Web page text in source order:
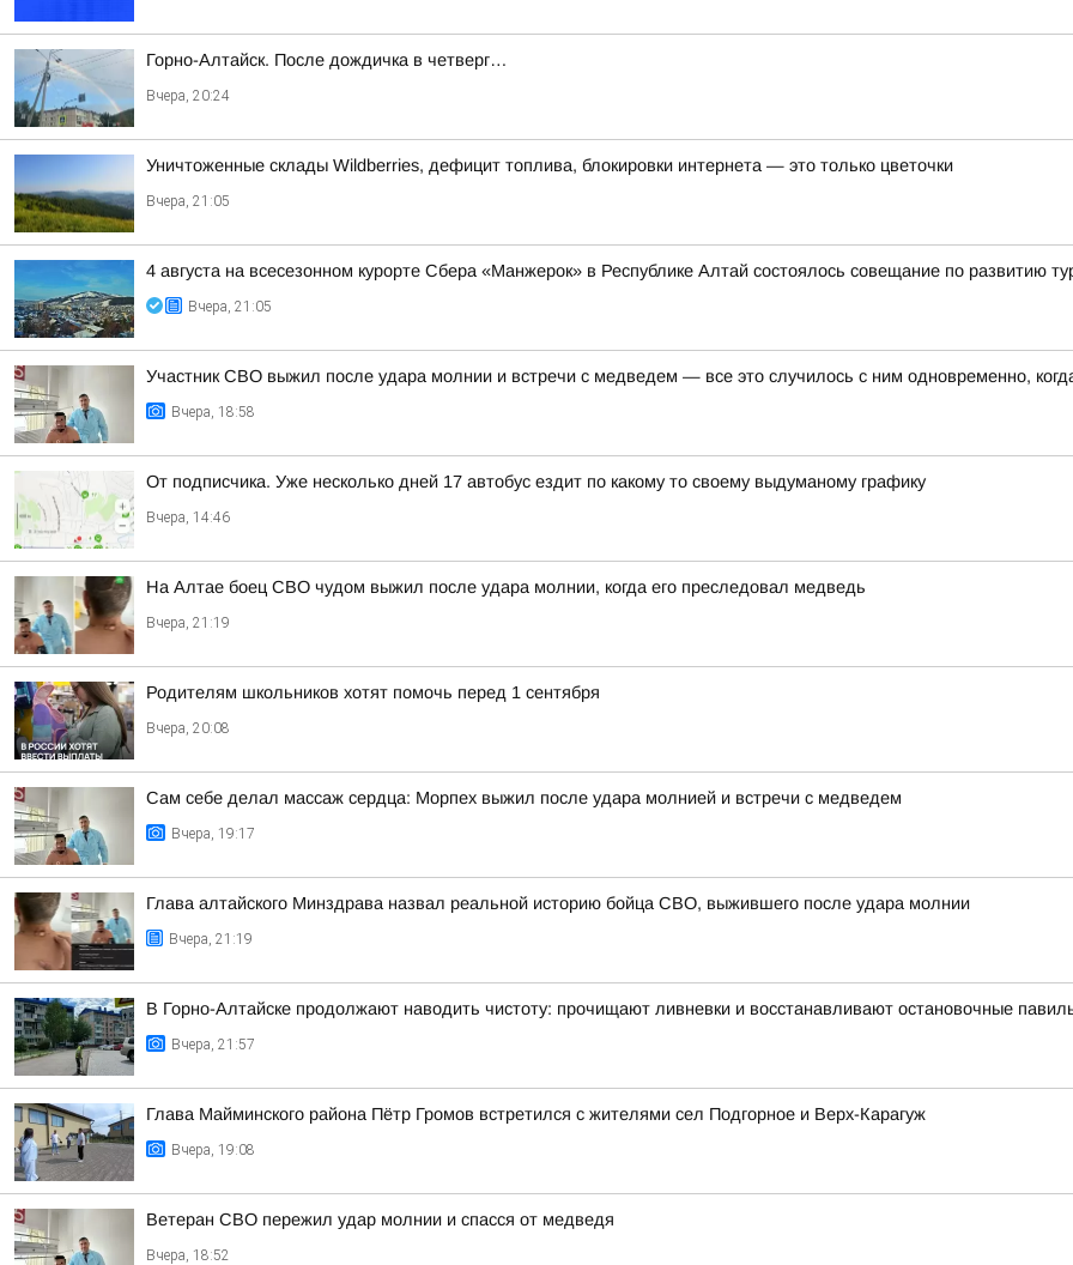
Горно-Алтайск. После дождичка в четверг…
Вчера, 20:24
Уничтоженные склады Wildberries, дефицит топлива, блокировки интернета — это только цветочки
Вчера, 21:05
4 августа на всесезонном курорте Сбера «Манжерок» в Республике Алтай состоялось совещание по развитию
Вчера, 21:05
Участник СВО выжил после удара молнии и встречи с медведем — все это случилось с ним одновременно,
Вчера, 18:58
От подписчика. Уже несколько дней 17 автобус ездит по какому то своему выдуманому графику
Вчера, 14:46
На Алтае боец СВО чудом выжил после удара молнии, когда его преследовал медведь
Вчера, 21:19
Родителям школьников хотят помочь перед 1 сентября
Вчера, 20:08
Сам себе делал массаж сердца: Морпех выжил после удара молнией и встречи с медведем
Вчера, 19:17
Глава алтайского Минздрава назвал реальной историю бойца СВО, выжившего после удара молнии
Вчера, 21:19
В Горно-Алтайске продолжают наводить чистоту: прочищают ливневки и восстанавливают остановочные
Вчера, 21:57
Глава Майминского района Пётр Громов встретился с жителями сел Подгорное и Верх-Карагуж
Вчера, 19:08
Ветеран СВО пережил удар молнии и спасся от медведя
Вчера, 18:52